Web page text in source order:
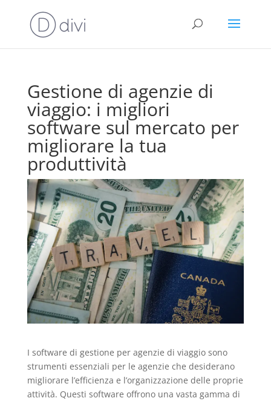
Gestione di agenzie di
viaggio: i migliori
software sul mercato per
migliorare la tua
produttività
I software di gestione per agenzie di viaggio sono
strumenti essenziali per le agenzie che desiderano
migliorare l’efficienza e l’organizzazione delle proprie
attività. Questi software offrono una vasta gamma di